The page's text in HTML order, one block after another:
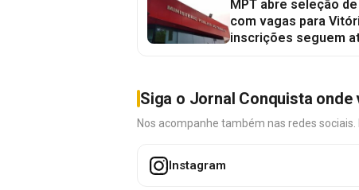
MPT abre seleção
com vagas para
inscrições seguem
Siga o Jornal Conquista onde
Nos acompanhe também nas redes sociais.
Instagram